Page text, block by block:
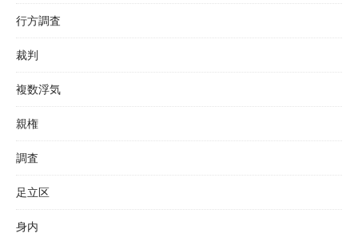
行方調査
裁判
複数浮気
親権
調査
足立区
身内